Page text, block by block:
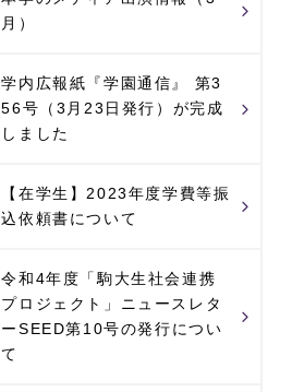
月）
学内広報紙『学園通信』 第3
56号（3月23日発行）が完成
しました
【在学生】2023年度学費等振
込依頼書について
令和4年度「駒大生社会連携
プロジェクト」ニュースレタ
ーSEED第10号の発行につい
て